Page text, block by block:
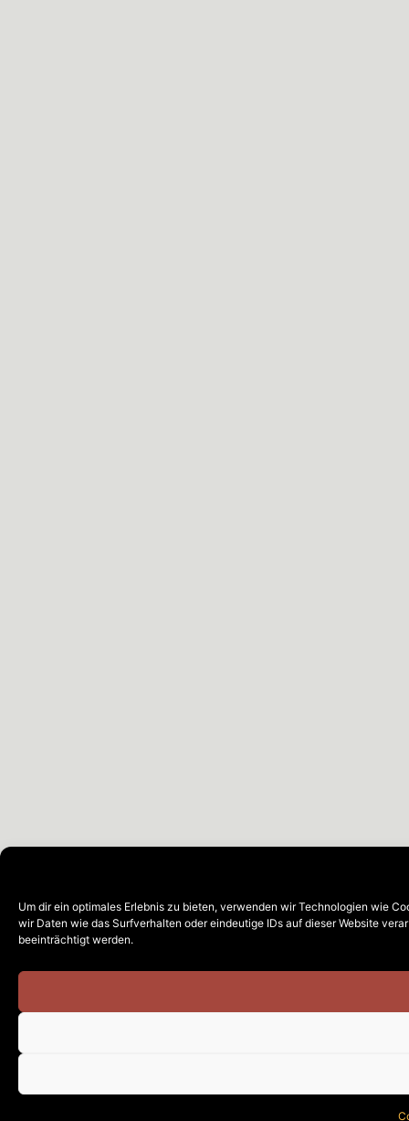
Um dir ein optimales Erlebnis zu bieten, verwenden wir Technologien wie
wir Daten wie das Surfverhalten oder eindeutige IDs auf dieser Website
beeinträchtigt werden.